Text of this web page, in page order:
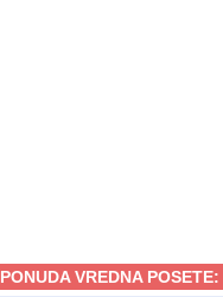
PONUDA VREDNA POSETE: